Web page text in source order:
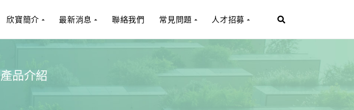
欣寶簡介 最新消息 聯絡我們 常見問題 人才招募
產品介紹